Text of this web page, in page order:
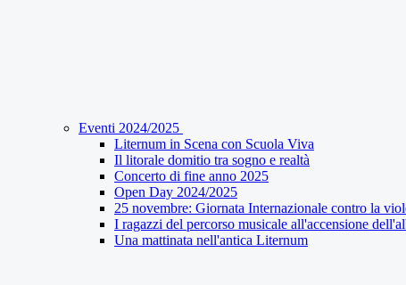
Eventi 2024/2025
Liternum in Scena con Scuola Viva
Il litorale domitio tra sogno e realtà
Concerto di fine anno 2025
Open Day 2024/2025
25 novembre: Giornata Internazionale contro la
I ragazzi del percorso musicale all'accensione
Una mattinata nell'antica Liternum